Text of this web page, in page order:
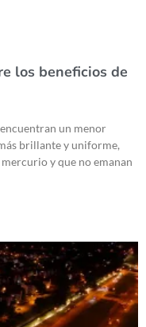
los beneficios de
un menor
brillante y uniforme,
y que no emanan